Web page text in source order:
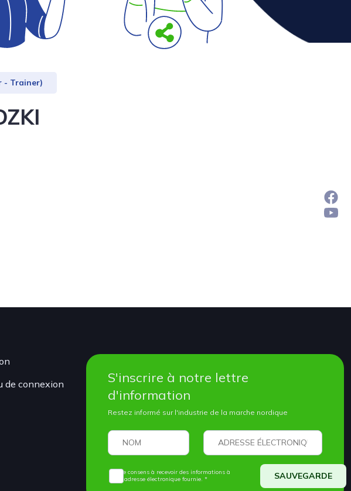
- Trainer)
de connexion
S'inscrire à notre lettre
d'information
Restez informé sur l'industrie de la marche nordique
Je consens à recevoir des informations à
l'adresse électronique fournie. *
SAUVEGARDE